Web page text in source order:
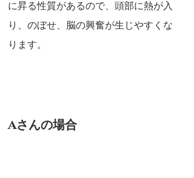
に昇る性質があるので、頭部に熱が入
り、のぼせ、脳の興奮が生じやすくな
ります。
Aさんの場合